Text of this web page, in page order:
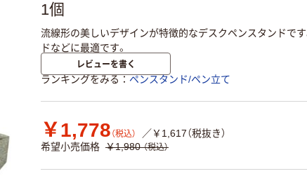
1個
流線形の美しいデザインが特徴的なデスクペンスタンドです
ドなどに最適です。
レビューを書く
ランキングをみる ペンスタンド/ペン立て
￥1,778 （税込）
／￥1,617（税抜き）
希望小売価格 ￥1,980 （税込）